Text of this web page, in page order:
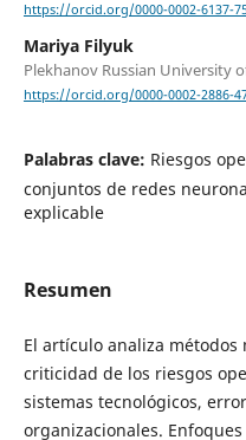
https://orcid.org/0000-0002-6137-
Mariya Filyuk
Plekhanov Russian University
https://orcid.org/0000-0002-2886-
Palabras clave: Riesgos
conjuntos de redes
explicable
Resumen
El artículo analiza
criticidad de los riesgos
sistemas tecnológicos,
organizacionales.